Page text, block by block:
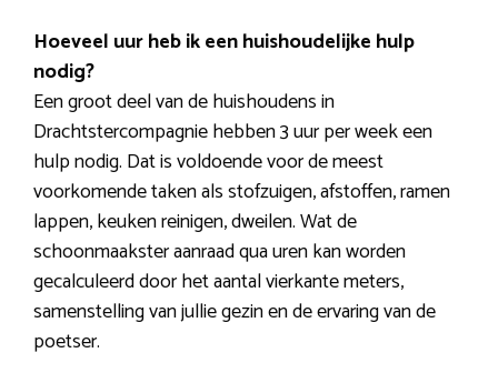
Hoeveel uur heb ik een huishoudelijke hulp
nodig?
Een groot deel van de huishoudens in
Drachtstercompagnie hebben 3 uur per week een
hulp nodig. Dat is voldoende voor de meest
voorkomende taken als stofzuigen, afstoffen, ramen
lappen, keuken reinigen, dweilen. Wat de
schoonmaakster aanraad qua uren kan worden
gecalculeerd door het aantal vierkante meters,
samenstelling van jullie gezin en de ervaring van de
poetser.